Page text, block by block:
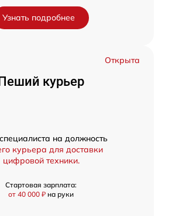
Узнать подробнее
Открыта
курьер
на должность
курьера для доставки
цифровой техники.
Стартовая зарплата:
от 40 000 ₽ на руки